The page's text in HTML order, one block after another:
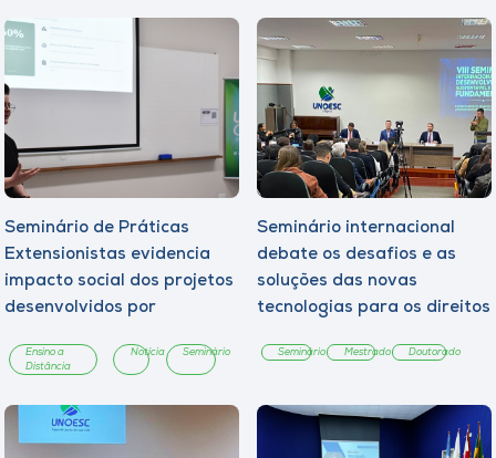
Seminário de Práticas
Extensionistas evidencia
impacto social dos projetos
desenvolvidos por
line
Ensino a
Distância
Notícia Seminário
Seminário internacional
debate os desafios e as
soluções das novas
tecnologias para os direitos
Seminário Mestrado Doutorado